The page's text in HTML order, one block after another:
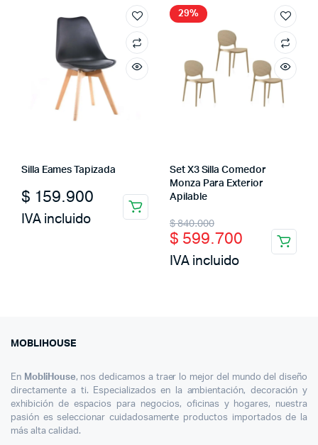
Silla Eames Tapizada
$ 159.900
IVA incluido
29%
Set X3 Silla Comedor
Monza Para Exterior
Apilable
$840.000
Original
price
was:
$ 599.700
Current
price
is:
IVA incluido
MOBLIHOUSE
En MobliHouse, nos dedicamos a traer lo mejor del mundo del diseño
directamente a ti. Especializados en la ambientación, decoración y
exhibición de espacios para negocios, oficinas y hogares, nuestra
pasión es seleccionar cuidadosamente productos importados de la
más alta calidad.